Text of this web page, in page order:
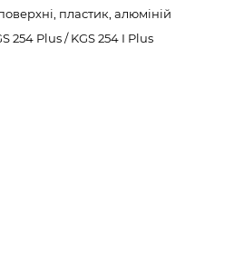
пластик, алюміній
254 Plus / KGS 254 I Plus